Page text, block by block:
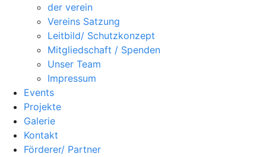
der verein
Vereins Satzung
Leitbild/ Schutzkonzept
Mitgliedschaft / Spenden
Unser Team
Impressum
Events
Projekte
Galerie
Kontakt
Förderer/ Partner